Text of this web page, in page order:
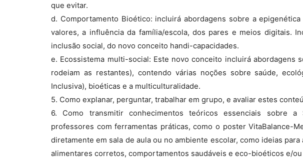
que evitar.
d. Comportamento Bioético: incluirá abordagens sobre a
valores, a influência da família/escola, dos pares e meios digitais.
inclusão social, do novo conceito handi-capacidades.
e. Ecossistema multi-social: Este novo conceito incluirá abordagens
rodeiam as restantes), contendo várias noções sobre saúde,
Inclusiva), bioéticas e a multiculturalidade.
5. Como explanar, perguntar, trabalhar em grupo, e avaliar estes
6. Como transmitir conhecimentos teóricos essenciais sobre a
professores com ferramentas práticas, como o poster VitaBalance-
diretamente em sala de aula ou no ambiente escolar, como ideias
alimentares corretos, comportamentos saudáveis e eco-bioéticos e/